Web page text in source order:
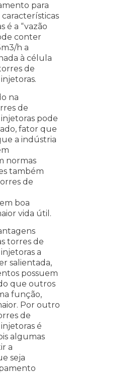
para
é a “vazão
conter
h a
à célula
de
na
de
pode
fator que
a indústria
normas
também
de
boa
vida útil.
torres de
a
salientada,
possuem
que outros
função,
Por outro
de
é
algumas
a
seja